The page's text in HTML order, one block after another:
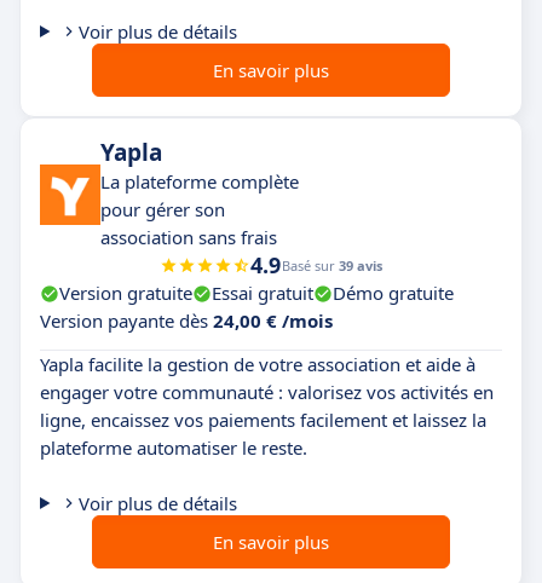
Voir plus de détails
En savoir plus
Yapla
La plateforme complète
pour gérer son
association sans frais
4.9Basé sur 39 avis
Version gratuite Essai gratuit
Démo gratuite
Version payante dès 24,00 € /mois
Yapla facilite la gestion de votre association et aide à
engager votre communauté : valorisez vos activités en
ligne, encaissez vos paiements facilement et laissez la
plateforme automatiser le reste.
Voir plus de détails
En savoir plus